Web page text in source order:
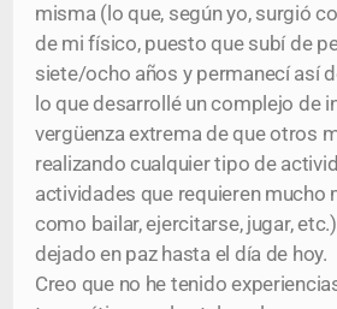
misma (lo que, según yo, surgió
de mi físico, puesto que subí de
siete/ocho años y permanecí así
lo que desarrollé un complejo de
vergüenza extrema de que otros
realizando cualquier tipo de
actividades que requieren mucho
como bailar, ejercitarse, jugar,
dejado en paz hasta el día de hoy.
Creo que no he tenido